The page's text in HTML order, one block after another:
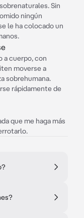
Sin
ningún
le ha colocado un
a cuerpo, con
moverse a
sobrehumana.
rápidamente de
que me haga más